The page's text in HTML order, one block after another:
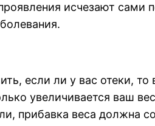
исчезают сами
если ли у вас отеки,
увеличивается ваш
прибавка веса должна